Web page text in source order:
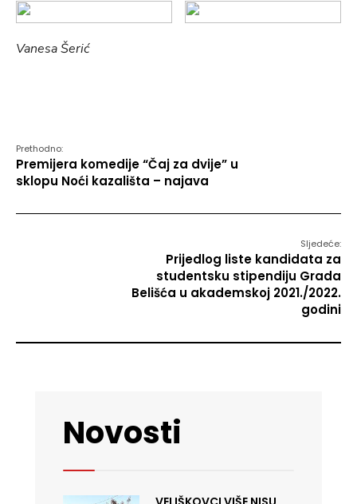
Vanesa Šerić
Prethodno:
Premijera komedije “Čaj za dvije” u
sklopu Noći kazališta – najava
Sljedeće:
Prijedlog liste kandidata za
studentsku stipendiju Grada
Belišća u akademskoj 2021./2022.
godini
Novosti